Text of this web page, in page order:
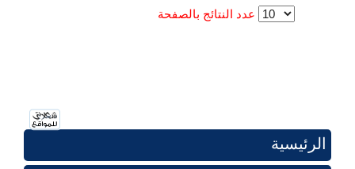
عدد النتائج بالصفحة
الرئيسية